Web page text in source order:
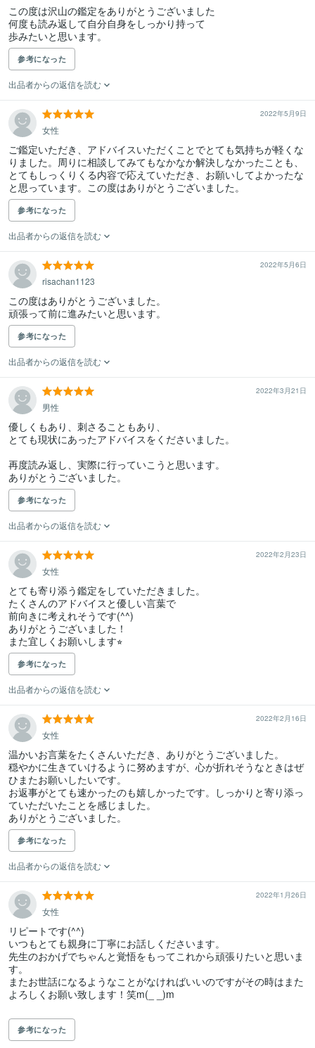
この度は沢山の鑑定をありがとうございました
何度も読み返して自分自身をしっかり持って
歩みたいと思います。
参考になった
出品者からの返信を読む
2022年5月9日
女性
ご鑑定いただき、アドバイスいただくことでとても気持ちが軽くな
りました。周りに相談してみてもなかなか解決しなかったことも、
とてもしっくりくる内容で応えていただき、お願いしてよかったな
と思っています。この度はありがとうございました。
参考になった
出品者からの返信を読む
2022年5月6日
risachan1123
この度はありがとうございました。
頑張って前に進みたいと思います。
参考になった
出品者からの返信を読む
2022年3月21日
男性
優しくもあり、刺さることもあり、
とても現状にあったアドバイスをくださいました。
再度読み返し、実際に行っていこうと思います。
ありがとうございました。
参考になった
出品者からの返信を読む
2022年2月23日
女性
とても寄り添う鑑定をしていただきました。
たくさんのアドバイスと優しい言葉で
前向きに考えれそうです(^^)
ありがとうございました！
また宜しくお願いします⭐︎
参考になった
出品者からの返信を読む
2022年2月16日
女性
温かいお言葉をたくさんいただき、ありがとうございました。
穏やかに生きていけるように努めますが、心が折れそうなときはぜ
ひまたお願いしたいです。
お返事がとても速かったのも嬉しかったです。しっかりと寄り添っ
ていただいたことを感じました。
ありがとうございました。
参考になった
出品者からの返信を読む
2022年1月26日
女性
リピートです(^^)
いつもとても親身に丁寧にお話しくださいます。
先生のおかげでちゃんと覚悟をもってこれから頑張りたいと思いま
す。
またお世話になるようなことがなければいいのですがその時はまた
よろしくお願い致します！笑m(_ _)m
参考になった